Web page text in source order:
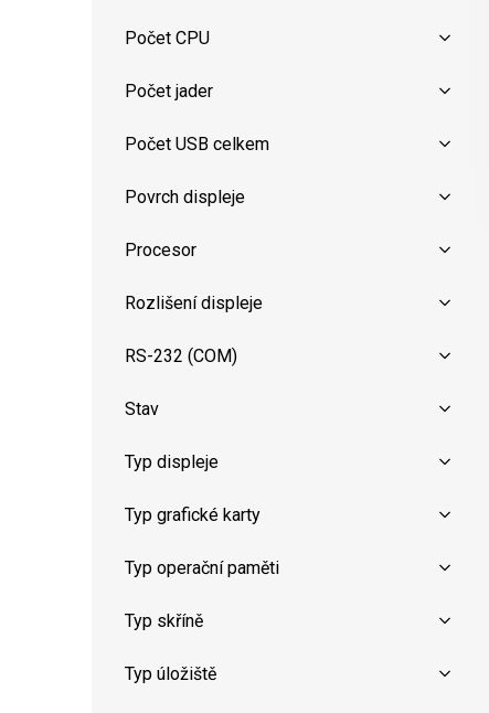
Počet CPU
Počet jader
Počet USB celkem
Povrch displeje
Procesor
Rozlišení displeje
RS-232 (COM)
Stav
Typ displeje
Typ grafické karty
Typ operační paměti
Typ skříně
Typ úložiště